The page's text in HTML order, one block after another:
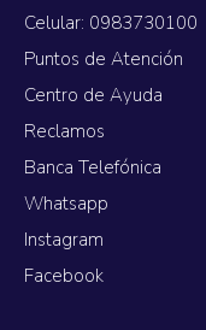
Celular: 0983730100
Puntos de Atención
Centro de Ayuda
Reclamos
Banca Telefónica
Whatsapp
Instagram
Facebook